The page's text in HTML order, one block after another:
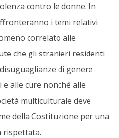
contro le donne. In
i temi relativi
correlato alle
che gli stranieri residenti
di genere
e alle cure nonché alle
multiculturale deve
della Costituzione per una
rispettata.